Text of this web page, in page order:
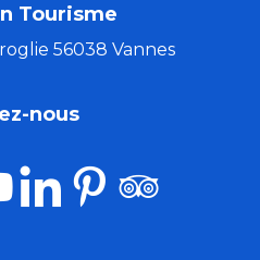
Tourisme
56038 Vannes
nous